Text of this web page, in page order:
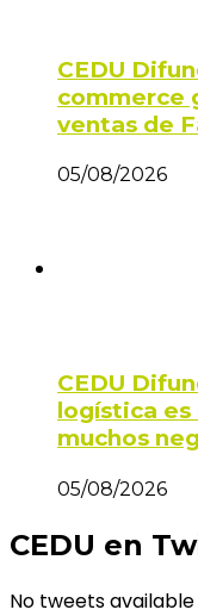
CEDU
commerce
ventas de
05/08/2026
CEDU
logística es
muchos
05/08/2026
CEDU en
No tweets